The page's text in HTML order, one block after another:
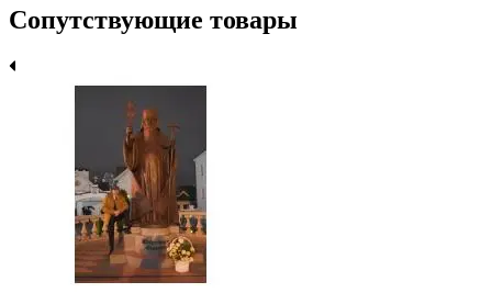
Сопутствующие товары